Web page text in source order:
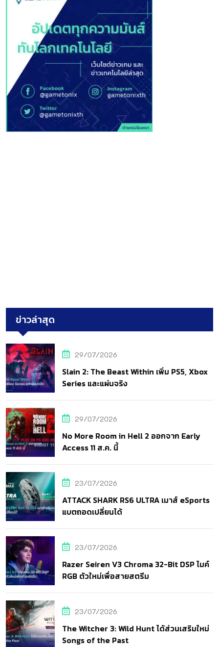
ข่าวล่าสุด
29/07/2026
Slain 2: The Beast Within เพิ่ม PS5, Xbox
Series และแผ่นจริง
29/07/2026
No More Room in Hell 2 ออกจาก Early
Access 11 ส.ค. นี้
23/07/2026
ATTACK SHARK RS6 ULTRA เมาส์ eSports
แบตถอดเปลี่ยนได้
23/07/2026
Razer Seiren V3 Chroma 32-Bit DSP ไมค์
RGB ตัวใหม่เพื่อสายสตรีม
23/07/2026
The Witcher 3: Wild Hunt ได้ส่วนเสริมใหม่
Songs of the Past